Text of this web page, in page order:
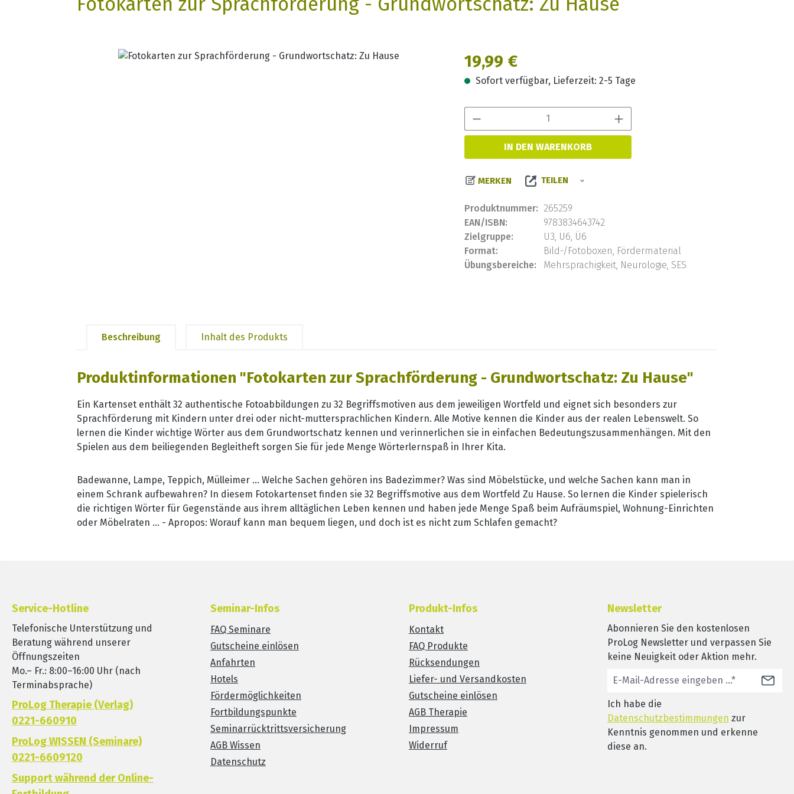
Bildergalerie überspringen Regulärer Preis:
19,99 €
Sofort verfügbar, Lieferzeit: 2-5 Tage
IN DEN WARENKORB
MERKEN TEILEN
Produktnummer: 265259
EAN/ISBN:
9783834643742
Zielgruppe:
U3, U6, Ü6
Format:
Bild-/Fotoboxen, Fördermaterial
Übungsbereiche:
Mehrsprachigkeit, Neurologie, SES
Beschreibung Inhalt des Produkts
Produktinformationen "Fotokarten zur Sprachförderung - Grundwortschatz: Zu Hause"
Ein Kartenset enthält 32 authentische Fotoabbildungen zu 32 Begriffsmotiven aus dem jeweiligen Wortfeld und eignet sich besonders zur
Sprachförderung mit Kindern unter drei oder nicht-muttersprachlichen Kindern. Alle Motive kennen die Kinder aus der realen Lebenswelt. So
lernen die Kinder wichtige Wörter aus dem Grundwortschatz kennen und verinnerlichen sie in einfachen Bedeutungszusammenhängen. Mit den
Spielen aus dem beiliegenden Begleitheft sorgen Sie für jede Menge Wörterlernspaß in Ihrer Kita.
Badewanne, Lampe, Teppich, Mülleimer … Welche Sachen gehören ins Badezimmer? Was sind Möbelstücke, und welche Sachen kann man in
einem Schrank aufbewahren? In diesem Fotokartenset finden sie 32 Begriffsmotive aus dem Wortfeld Zu Hause. So lernen die Kinder spielerisch
die richtigen Wörter für Gegenstände aus ihrem alltäglichen Leben kennen und haben jede Menge Spaß beim Aufräumspiel, Wohnung-Einrichten
oder Möbelraten … - Apropos: Worauf kann man bequem liegen, und doch ist es nicht zum Schlafen gemacht?
Service-Hotline
Telefonische Unterstützung und
Beratung während unserer
Öffnungszeiten
Mo.– Fr.: 8:00–16:00 Uhr (nach
Terminabsprache)
ProLog Therapie (Verlag)
0221-660910
ProLog WISSEN (Seminare)
0221-6609120
Support während der Online-
Seminar-Infos
FAQ Seminare
Gutscheine einlösen
Anfahrten
Hotels
Fördermöglichkeiten
Fortbildungspunkte
Seminarrücktrittsversicherung
AGB Wissen
Datenschutz
Produkt-Infos
Kontakt
FAQ Produkte
Rücksendungen
Liefer- und Versandkosten
Gutscheine einlösen
AGB Therapie
Impressum
Widerruf
Newsletter
Abonnieren Sie den kostenlosen
ProLog Newsletter und verpassen Sie
keine Neuigkeit oder Aktion mehr.
Ich habe die
Datenschutzbestimmungen zur
Kenntnis genommen und erkenne
diese an.